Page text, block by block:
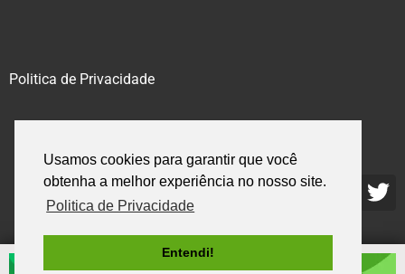
Usamos cookies para garantir que você
obtenha a melhor experiência no nosso site.
Politica de Privacidade
Entendi!
Politica de Privacidade